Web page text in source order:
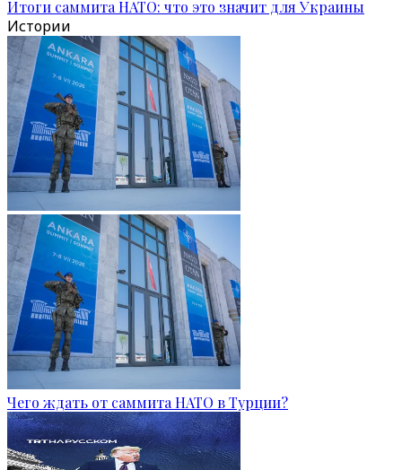
Итоги саммита НАТО: что это значит для Украины
Истории
Чего ждать от саммита НАТО в Турции?